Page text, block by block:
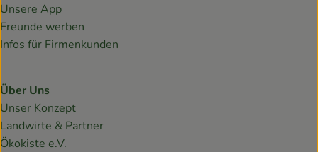
Unsere App
Freunde werben
Infos für Firmenkunden
Über Uns
Unser Konzept
Landwirte & Partner
Ökokiste e.V.